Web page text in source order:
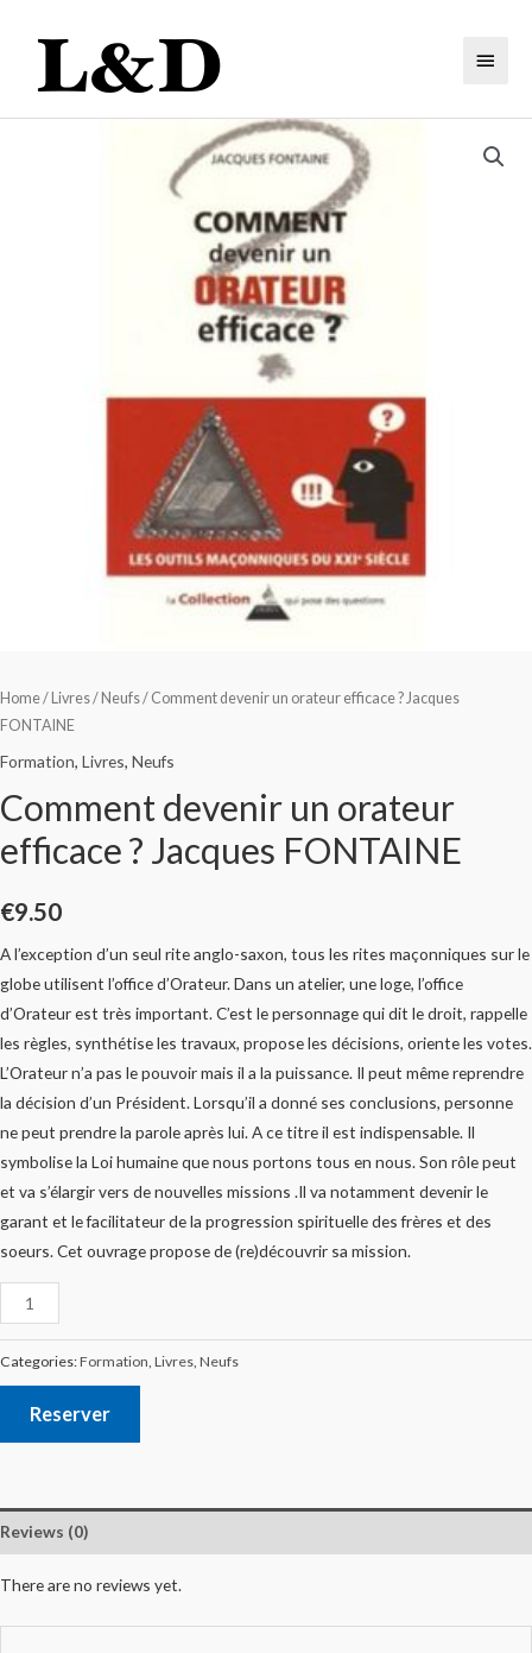
Home/ Livres/ Neufs/ Comment devenir un orateur efficace ? Jacques
FONTAINE
Formation, Livres, Neufs
Comment devenir un orateur
efficace ? Jacques FONTAINE
€9.50
A l’exception d’un seul rite anglo-saxon, tous les rites maçonniques sur le
globe utilisent l’office d’Orateur. Dans un atelier, une loge, l’office
d’Orateur est très important. C’est le personnage qui dit le droit, rappelle
les règles, synthétise les travaux, propose les décisions, oriente les votes.
L’Orateur n’a pas le pouvoir mais il a la puissance. Il peut même reprendre
la décision d’un Président. Lorsqu’il a donné ses conclusions, personne
ne peut prendre la parole après lui. A ce titre il est indispensable. Il
symbolise la Loi humaine que nous portons tous en nous. Son rôle peut
et va s’élargir vers de nouvelles missions .Il va notamment devenir le
garant et le facilitateur de la progression spirituelle des frères et des
soeurs. Cet ouvrage propose de (re)découvrir sa mission.
Categories:Formation Livres Neufs
Reserver
Reviews (0)
There are no reviews yet.